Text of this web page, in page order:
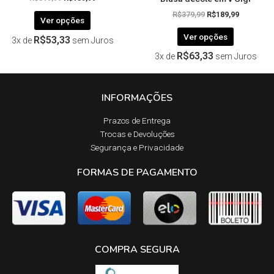
Ver opções
3x de R$53,33 sem Juros
R$379,99 R$189,99
Ver opções
3x de R$63,33 sem Juros
INFORMAÇÕES
Prazos de Entrega​
Trocas e Devoluções​
Segurança e Privacidade
FORMAS DE PAGAMENTO
COMPRA SEGURA